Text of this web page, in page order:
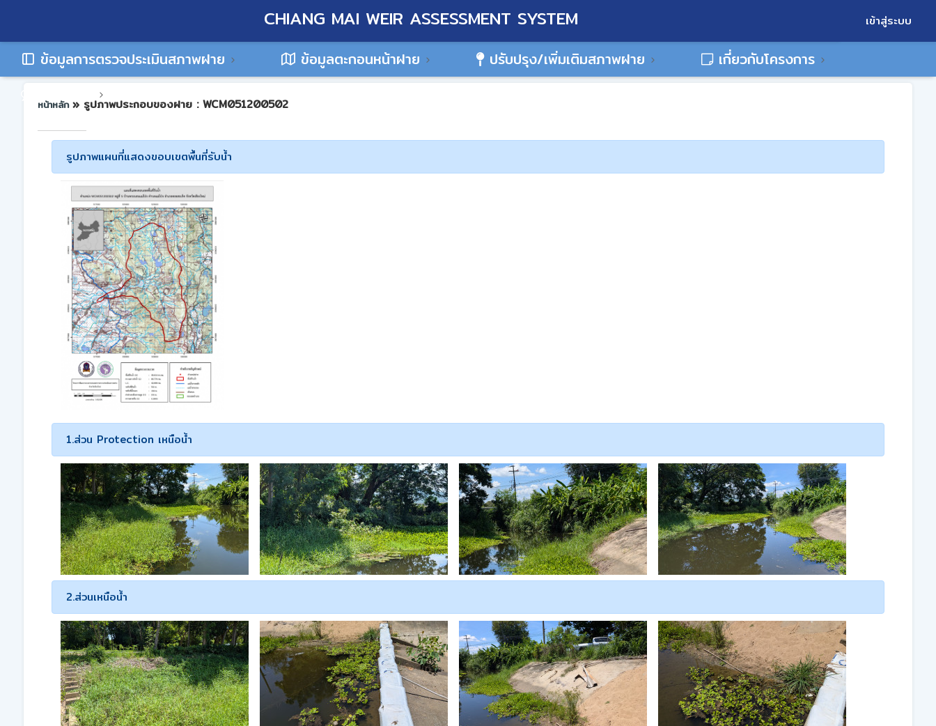
CHIANG MAI WEIR ASSESSMENT SYSTEM เข้าสู่ระบบ
ข้อมูลการตรวจประเมินสภาพฝาย ข้อมูลตะกอนหน้าฝาย ปรับปรุง/เพิ่มเติมสภาพฝาย
เกี่ยวกับโครงการ
หน้าหลัก » รูปภาพประกอบของฝาย : WCM051200502
รูปภาพแผนที่แสดงขอบเขตพื้นที่รับน้ำ
1.ส่วน Protection เหนือน้ำ
2.ส่วนเหนือน้ำ